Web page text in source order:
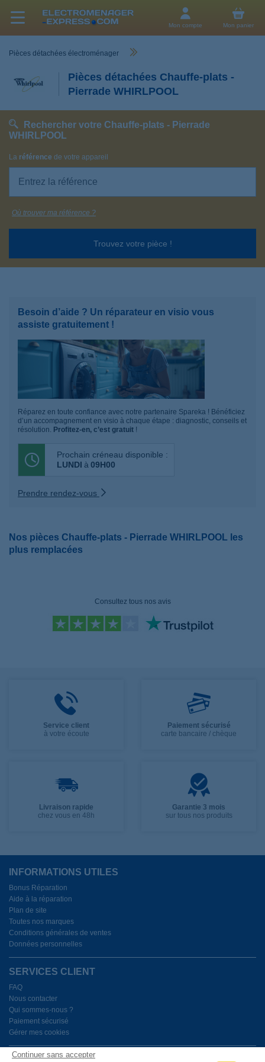
Continuer sans accepter
Mon compte Mon panier
Pièces détachées électroménager
Pièces détachées Chauffe-plats -
Pierrade WHIRLPOOL
Rechercher votre Chauffe-plats - Pierrade
WHIRLPOOL
La référence de votre appareil
Trouvez votre pièce !
Où trouver ma référence ?
Besoin d’aide ? Un réparateur en visio vous
assiste gratuitement !
Réparez en toute confiance avec notre partenaire Spareka ! Bénéficiez
d’un accompagnement en visio à chaque étape : diagnostic, conseils et
résolution. Profitez-en, c’est gratuit !
Prochain créneau disponible :
LUNDI à 09H00
Prendre rendez-vous
Nos pièces Chauffe-plats - Pierrade WHIRLPOOL les
plus remplacées
Consultez tous nos avis
Service client
à votre écoute
Paiement sécurisé
carte bancaire / chèque
Livraison rapide
chez vous en 48h
Garantie 3 mois
sur tous nos produits
INFORMATIONS UTILES
Bonus Réparation
Aide à la réparation
Plan de site
Toutes nos marques
Conditions générales de ventes
Données personnelles
SERVICES CLIENT
FAQ
Nous contacter
Qui sommes-nous ?
Paiement sécurisé
Gérer mes cookies